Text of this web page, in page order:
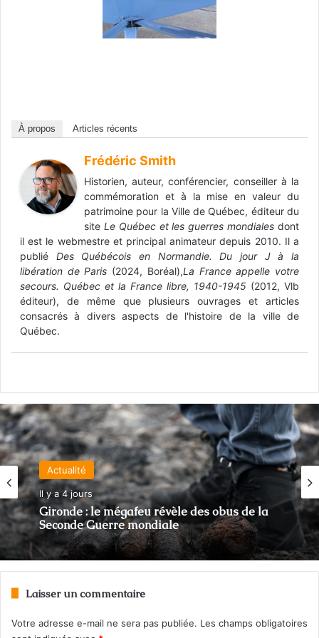
À propos Articles récents
Frédéric Smith
Historien, auteur, conférencier, conseiller à la
commémoration et à la mise en valeur du
patrimoine pour la Ville de Québec, éditeur du
site Le Québec et les guerres mondiales dont
il est le webmestre et principal animateur depuis 2010. Il a
publié Des Québécois en Normandie. Du jour J à la
libération de Paris (2024, Boréal),La France appelle votre
secours. Québec et la France libre, 1940-1945 (2012, Vlb
éditeur), de même que plusieurs ouvrages et articles
consacrés à divers aspects de l'histoire de la ville de
Québec.
Actualité
Il y a 4 jours
Gironde : le mégafeu révèle des obus de la
Seconde Guerre mondiale
Laisser un commentaire
Votre adresse e-mail ne sera pas publiée. Les champs obligatoires